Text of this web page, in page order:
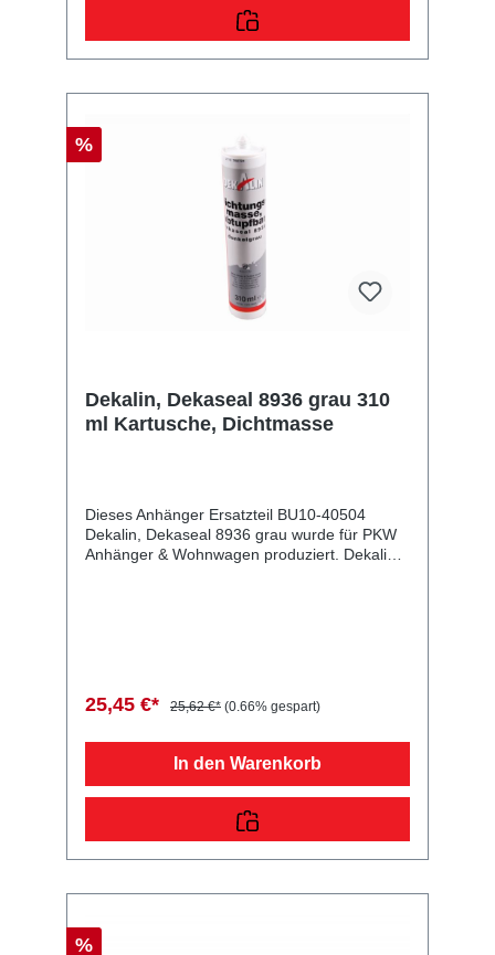
Korrosionsschutzmittel. EINSATZBEREICHE:
Für alle Bewegungs-, Einstell- und Anlegeteile
geeignet), Montagehilfe an Maschinen sowie
Verschleiß an Lagern, Gleitstellen, Schraub-
und Steckverbindungen. Auch für andere
Schmierarbeiten im Hochdruck- und
Hochtemperaturbereich einsetzbar.
Trenn- und Korrosionsschutzmittel vermeidet
Brems- und Quietschgeräusche beständig
gegen Spritz- und Salzwasser metallfreie
Schmierung, keine Beeinträchtigung von
Sensoren an der Bremsanlage Sie erwerben
%
Dekalin, Dekaseal 8936 grau 310
ml Kartusche, Dichtmasse
Dieses Anhänger Ersatzteil BU10-40504
Dekalin, Dekaseal 8936 grau wurde für PKW
Anhänger & Wohnwagen produziert. Dekalin,
Wohnwagen!
25,45 €* 25,62 €* (0.66% gespart)
In den Warenkorb
%